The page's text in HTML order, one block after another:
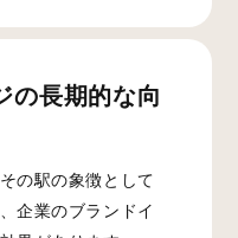
の長期的な向
の駅の象徴として
企業のブランドイ